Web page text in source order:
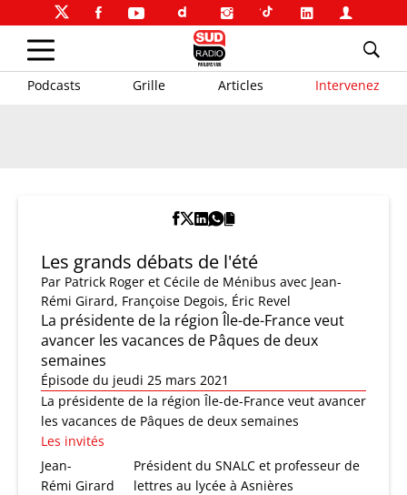
Podcasts Grille Articles Intervenez
Les grands débats de l'été
Par Patrick Roger et Cécile de Ménibus avec Jean-
Rémi Girard, Françoise Degois, Éric Revel
La présidente de la région Île-de-France veut
avancer les vacances de Pâques de deux
semaines
Épisode du jeudi 25 mars 2021
La présidente de la région Île-de-France veut avancer
les vacances de Pâques de deux semaines
Les invités
Jean-
Rémi Girard
Président du SNALC et professeur de
lettres au lycée à Asnières